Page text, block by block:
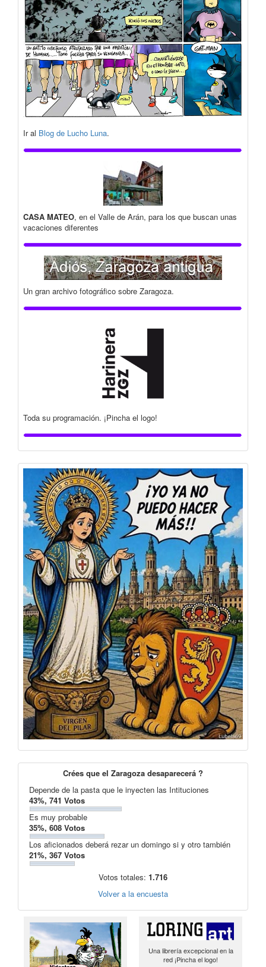
Ir al Blog de Lucho Luna.
CASA MATEO, en el Valle de Arán, para los que buscan unas
vacaciones diferentes
Un gran archivo fotográfico sobre Zaragoza.
Toda su programación. ¡Pincha el logo!
Crées que el Zaragoza desaparecerá ?
Depende de la pasta que le inyecten las Intituciones
43%, 741 Votos
Es muy probable
35%, 608 Votos
Los aficionados deberá rezar un domingo si y otro también
21%, 367 Votos
Votos totales: 1.716
Volver a la encuesta
Una librería excepcional en la
red ¡Pincha el logo!